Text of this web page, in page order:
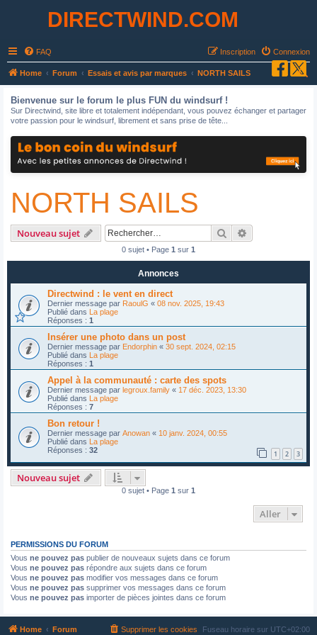
DIRECTWIND.COM
FAQ Connexion
Inscription
Home Forum Essais et avis par marques NORTH SAILS
Bienvenue sur le forum le plus FUN du windsurf !
Sur Directwind, site libre et totalement indépendant, vous pouvez échanger et partager
votre passion pour le windsurf, librement et sans prise de tête...
NORTH SAILS
Nouveau sujet Rechercher
0 sujet • Page 1 sur 1
Annonces
Directwind : le vent en direct
Dernier message par RaoulG « 08 nov. 2025, 19:43
Publié dans La plage
Réponses : 1
Insérer une photo dans un post
Dernier message par Endorphin « 30 sept. 2024, 02:15
Publié dans La plage
Réponses : 1
Appel à la communauté : carte des spots
Dernier message par legroux.family « 17 déc. 2023, 13:30
Publié dans La plage
Réponses : 7
Bon retour !
Dernier message par Anowan « 10 janv. 2024, 00:55
Publié dans La plage
Réponses : 32 1 2 3
Nouveau sujet
0 sujet • Page 1 sur 1
Aller
PERMISSIONS DU FORUM
Vous ne pouvez pas publier de nouveaux sujets dans ce forum
Vous ne pouvez pas répondre aux sujets dans ce forum
Vous ne pouvez pas modifier vos messages dans ce forum
Vous ne pouvez pas supprimer vos messages dans ce forum
Vous ne pouvez pas importer de pièces jointes dans ce forum
Home Forum Fuseau horaire sur UTC+02:00
Supprimer les cookies